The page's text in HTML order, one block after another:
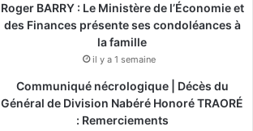
Roger BARRY : Le Ministère de l’Économie et
des Finances présente ses condoléances à
la famille
il y a 1 semaine
Communiqué nécrologique | Décès du
Général de Division Nabéré Honoré TRAORÉ
: Remerciements